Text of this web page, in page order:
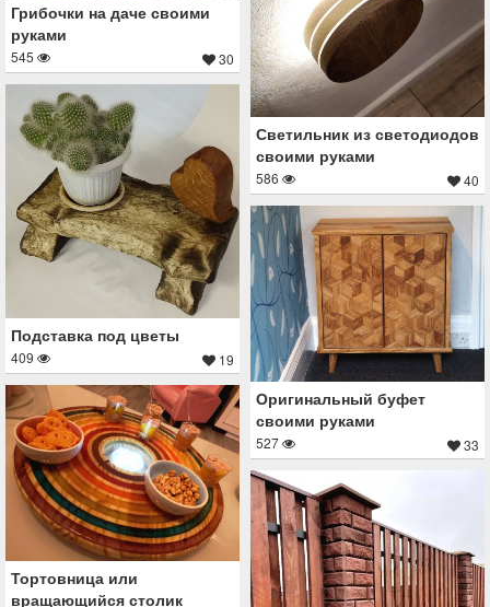
Грибочки на даче своими
руками
545 30
Светильник из светодиодов
своими руками
586 40
Подставка под цветы
409 19
Оригинальный буфет
своими руками
527 33
Тортовница или
вращающийся столик